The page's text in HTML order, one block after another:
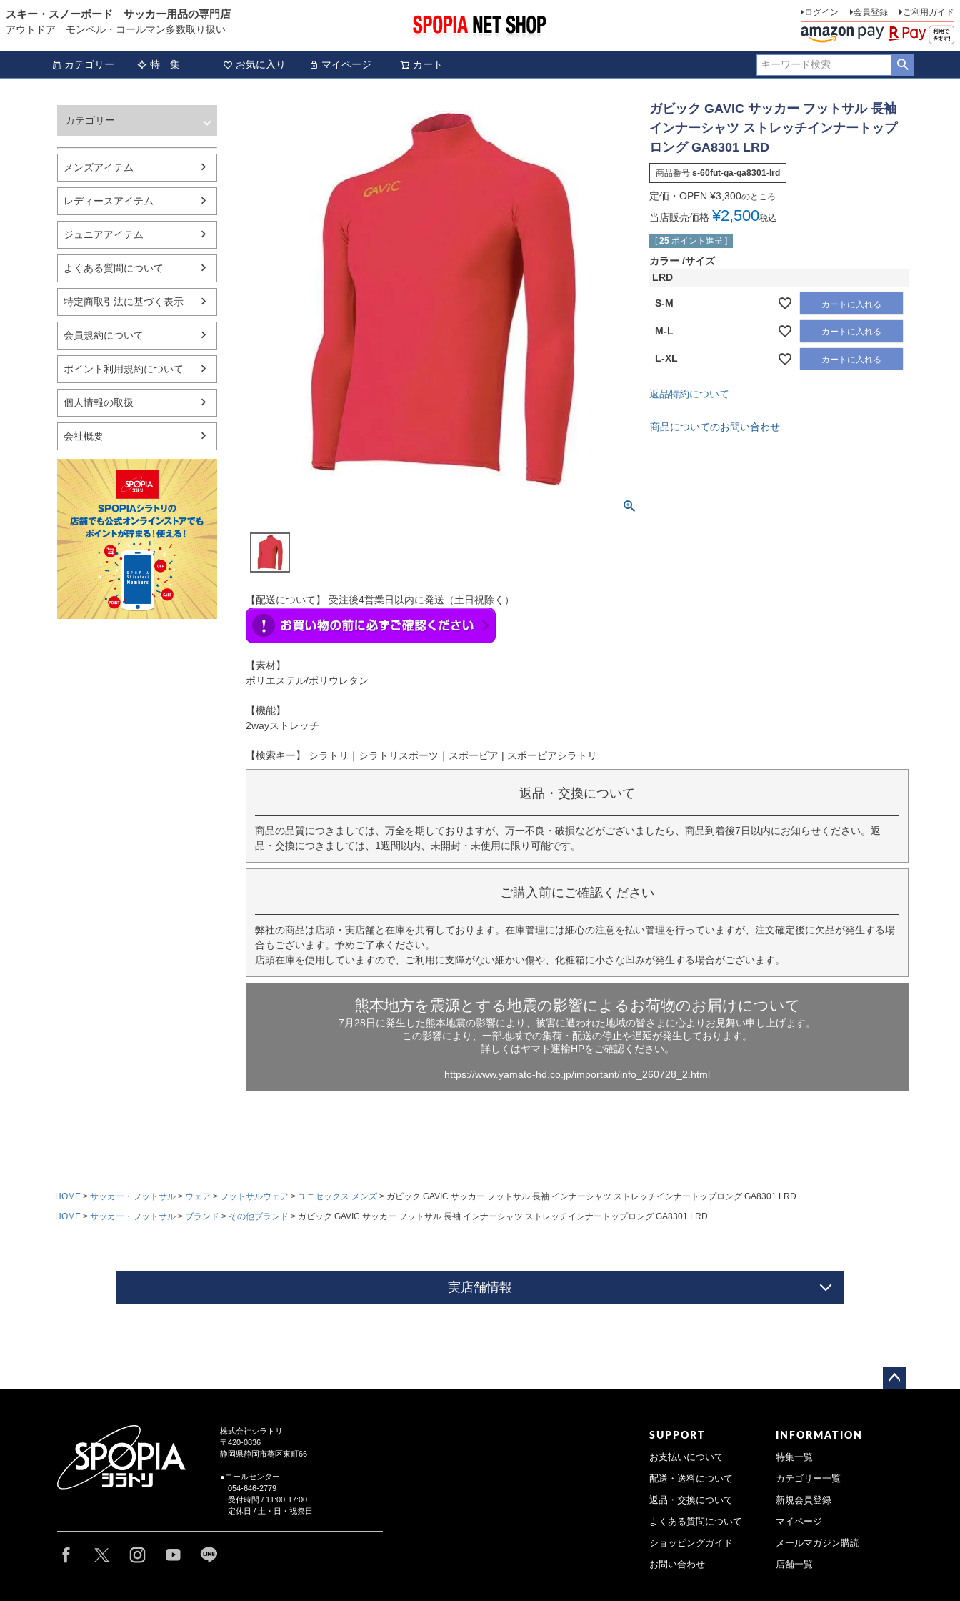
スキー・スノーボード サッカー用品の専門店
アウトドア モンベル・コールマン多数取り扱い
ログイン 会員登録 ご利用ガイド
カテゴリー 特 集 お気に入り マイページ カート
カテゴリー
バスケットボール
シューズ
ランニング用品
スポーツアパレル
テニス
バレーボール
フィットネス用品
スイミング用品
マリン
スケートボード
野球・ソフトボール
ゴルフ
卓球用品
バッグ・サングラス
ハンドボール用品
ラグビー用品
グランドゴルフ
メンズアイテム
レディースアイテム
ジュニアアイテム
よくある質問について
特定商取引法に基づく表示
会員規約について
ポイント利用規約について
個人情報の取扱
会社概要
ガビック GAVIC サッカー フットサル 長袖
インナーシャツ ストレッチインナートップ
ロング GA8301 LRD
商品番号 s-60fut-ga-ga8301-lrd
定価・OPEN ¥3,300のところ
当店販売価格 ¥2,500税込
[ 25 ポイント進呈 ]
カラー サイズ
LRD
S-M カートに入れる
M-L カートに入れる
L-XL カートに入れる
返品特約について
商品についてのお問い合わせ
【配送について】 受注後4営業日以内に発送（土日祝除く）
【素材】
ポリエステル/ポリウレタン
【機能】
2wayストレッチ
【検索キー】 シラトリ｜シラトリスポーツ｜スポーピア | スポーピアシラトリ
返品・交換について
商品の品質につきましては、万全を期しておりますが、万一不良・破損などがございましたら、商品到着後7日以内にお知らせください。返
品・交換につきましては、1週間以内、未開封・未使用に限り可能です。
ご購入前にご確認ください
弊社の商品は店頭・実店舗と在庫を共有しております。在庫管理には細心の注意を払い管理を行っていますが、注文確定後に欠品が発生する場
合もございます。予めご了承ください。
店頭在庫を使用していますので、ご利用に支障がない細かい傷や、化粧箱に小さな凹みが発生する場合がございます。
熊本地方を震源とする地震の影響によるお荷物のお届けについて
7月28日に発生した熊本地震の影響により、被害に遭われた地域の皆さまに心よりお見舞い申し上げます。
この影響により、一部地域での集荷・配送の停止や遅延が発生しております。
詳しくはヤマト運輸HPをご確認ください。
https://www.yamato-hd.co.jp/important/info_260728_2.html
HOME サッカー・フットサル ウェア フットサルウェア ユニセックス メンズ
ガビック GAVIC サッカー フットサル 長袖 インナーシャツ ストレッチインナートップロング GA8301 LRD
HOME
サッカー・フットサル ブランド その他ブランド ガビック GAVIC サッカー フットサル 長袖 インナーシャツ ストレッチインナートップロング GA8301 LRD
実店舗情報
株式会社シラトリ
〒420-0836
静岡県静岡市葵区東町66
●コールセンター
054-646-2779
受付時間 / 11:00-17:00
定休日 / 土・日・祝祭日
SUPPORT
お支払いについて
配送・送料について
返品・交換について
よくある質問について
ショッピングガイド
お問い合わせ
INFORMATION
特集一覧
カテゴリー一覧
新規会員登録
マイページ
メールマガジン購読
店舗一覧